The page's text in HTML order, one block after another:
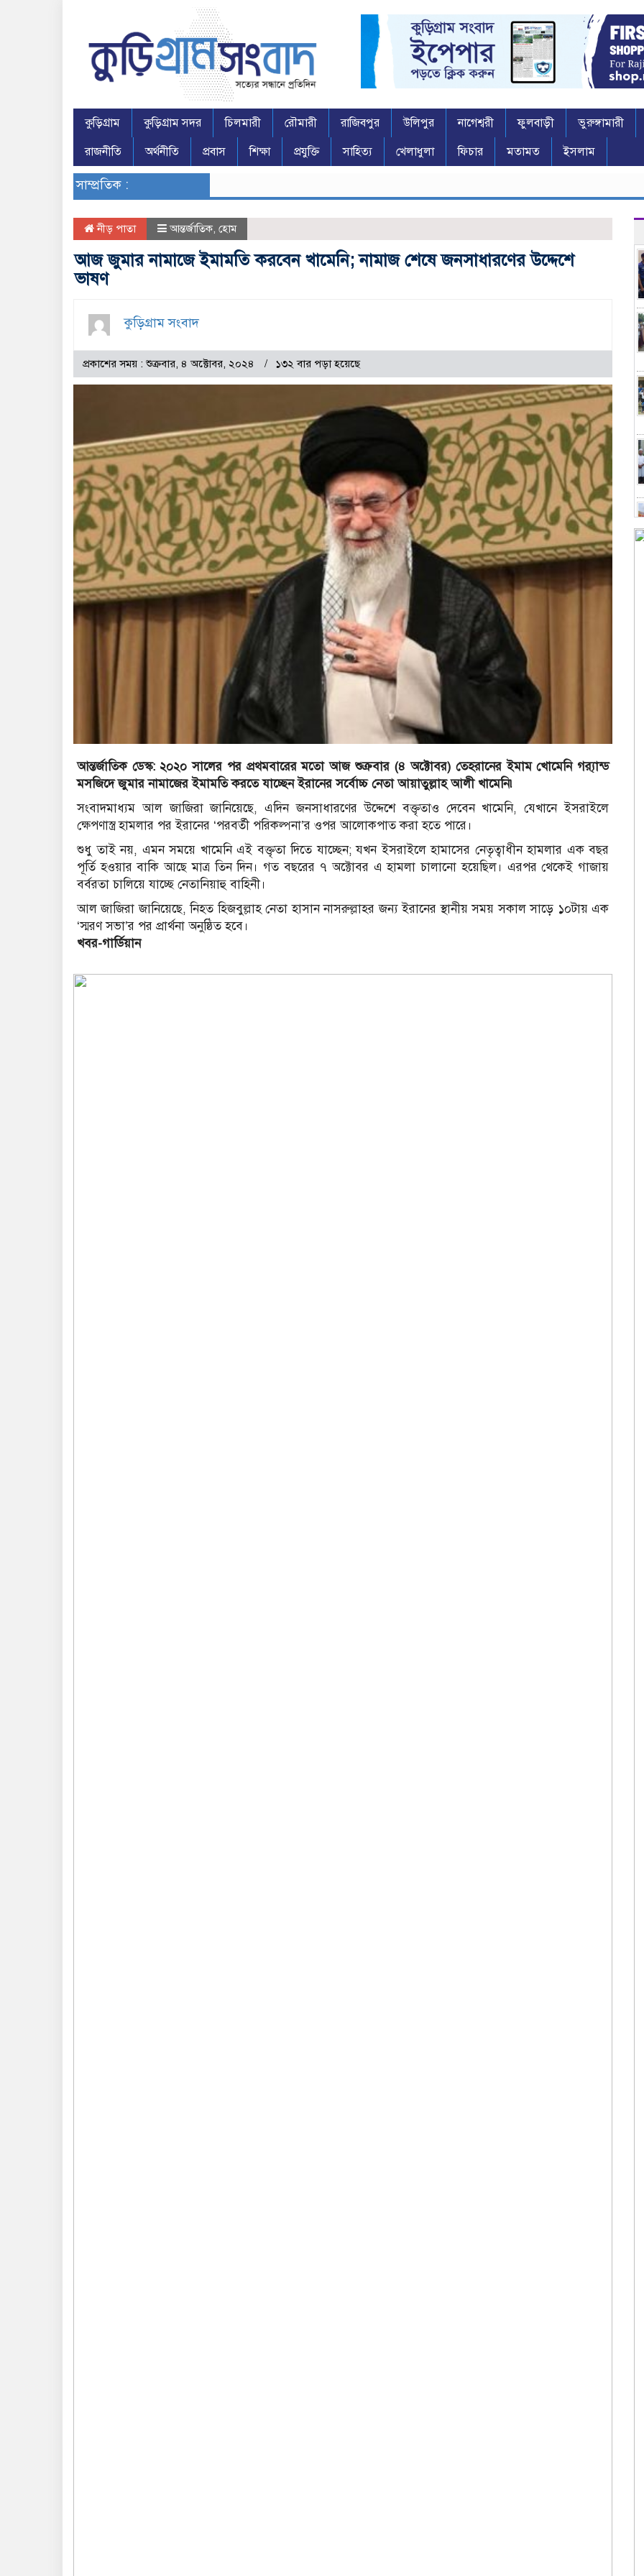
কুড়িগ্রাম কুড়িগ্রাম সদর চিলমারী রৌমারী রাজিবপুর উলিপুর নাগেশ্বরী ফুলবাড়ী ভুরুঙ্গামারী
রাজনীতি
অর্থনীতি প্রবাস শিক্ষা প্রযুক্তি সাহিত্য খেলাধুলা ফিচার মতামত ইসলাম
সাম্প্রতিক :
নীড় পাতা আন্তর্জাতিক, হোম
আজ জুমার নামাজে ইমামতি করবেন খামেনি; নামাজ শেষে জনসাধারণের উদ্দেশে
ভাষণ
কুড়িগ্রাম সংবাদ
প্রকাশের সময় : শুক্রবার, ৪ অক্টোবর, ২০২৪ ১৩২ বার পড়া হয়েছে
আন্তর্জাতিক ডেস্ক:২০২০ সালের পর প্রথমবারের মতো আজ শুক্রবার (৪ অক্টোবর) তেহরানের ইমাম খোমেনি গ্র‍্যান্ড
মসজিদে জুমার নামাজের ইমামতি করতে যাচ্ছেন ইরানের সর্বোচ্চ নেতা আয়াতুল্লাহ আলী খামেনি৷
সংবাদমাধ্যম আল জাজিরা জানিয়েছে, এদিন জনসাধারণের উদ্দেশে বক্তৃতাও দেবেন খামেনি, যেখানে ইসরাইলে
ক্ষেপণাস্ত্র হামলার পর ইরানের ‘পরবর্তী পরিকল্পনা’র ওপর আলোকপাত করা হতে পারে।
শুধু তাই নয়, এমন সময়ে খামেনি এই বক্তৃতা দিতে যাচ্ছেন; যখন ইসরাইলে হামাসের নেতৃত্বাধীন হামলার এক বছর
পূর্তি হওয়ার বাকি আছে মাত্র তিন দিন। গত বছরের ৭ অক্টোবর এ হামলা চালানো হয়েছিল। এরপর থেকেই গাজায়
বর্বরতা চালিয়ে যাচ্ছে নেতানিয়াহু বাহিনী।
আল জাজিরা জানিয়েছে, নিহত হিজবুল্লাহ নেতা হাসান নাসরুল্লাহর জন্য ইরানের স্থানীয় সময় সকাল সাড়ে ১০টায় এক
‘স্মরণ সভা’র পর প্রার্থনা অনুষ্ঠিত হবে।
খবর-গার্ডিয়ান